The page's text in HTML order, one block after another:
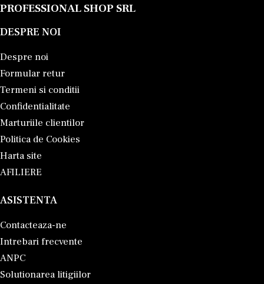
PROFESSIONAL SHOP SRL
DESPRE NOI
Despre noi
Formular retur
Termeni si conditii
Confidentialitate
Marturiile clientilor
Politica de Cookies
Harta site
AFILIERE
ASISTENTA
Contacteaza-ne
Intrebari frecvente
ANPC
Solutionarea litigiilor